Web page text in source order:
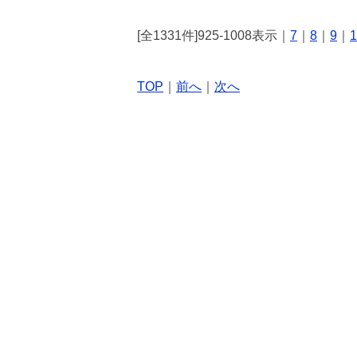
[全1331件]925-1008表示｜ 7 8 9
TOP 前へ 次へ